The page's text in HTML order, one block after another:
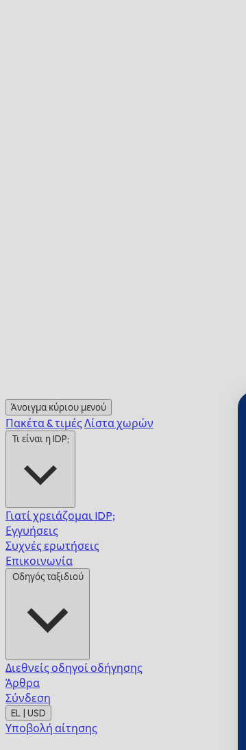
Άνοιγμα κύριου μενού
Πακέτα & τιμέςΛίστα χωρών
Τι είναι η IDP;
Γιατί χρειάζομαι IDP;
Εγγυήσεις
Συχνές ερωτήσεις
Επικοινωνία
Οδηγός ταξιδιού
Διεθνείς οδηγοί οδήγησης
Άρθρα
Σύνδεση
EL | USD
Υποβολή αίτησης